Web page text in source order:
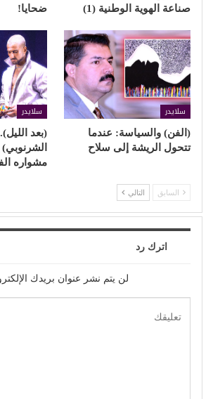
صناعة الهوية الوطنية (1)
ضحايا!
سلايدر
(الفن) والسياسة: عندما
تتحول الريشة إلى سلاح
سلايدر
(بعد
مشواره
السابق التالي
اترك رد
لن يتم نشر عنوان بريدك